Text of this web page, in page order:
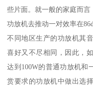
些片面。就一般的家庭而
功放机去推动一对效率在
不同地区生产的功放机其
喜好又不尽相同，因此，
达到100W的普通功放机和
赏要求的功放机中做出选